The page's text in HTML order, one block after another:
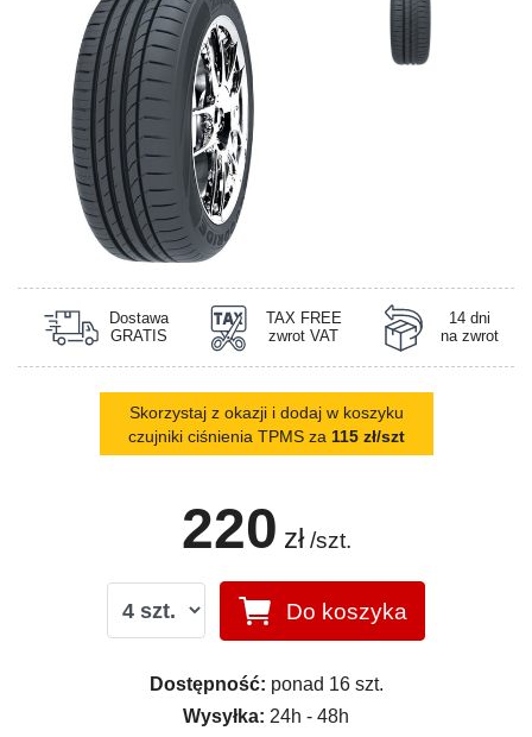
Dostawa
GRATIS
TAX FREE
zwrot VAT
14 dni
na zwrot
Skorzystaj z okazji i dodaj w koszyku
czujniki ciśnienia TPMS za 115 zł/szt
220 zł /szt.
Do koszyka
Dostępność: ponad 16 szt.
Wysyłka: 24h - 48h